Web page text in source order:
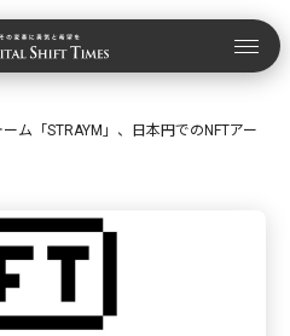
ム「STRAYM」、日本円でのNFTアー